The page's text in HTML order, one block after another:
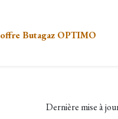
offre Butagaz OPTIMO
Dernière mise à